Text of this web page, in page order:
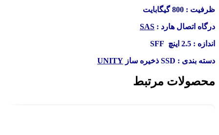
ظرفیت : 800 گیگابایت
درگاه اتصال هارد : SAS
اندازه : 2.5 اینچ SFF
دسته بندی : SSD ذخیره ساز UNITY
محصولات مرتبط